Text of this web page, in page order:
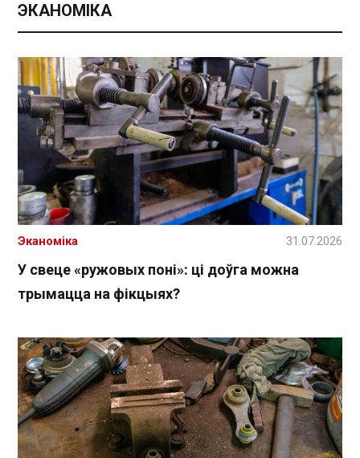
ЭКАНОМІКА
У свеце «ружовых поні»: ці доўга можна
трымацца на фікцыях?
Эканоміка 31.07.2026